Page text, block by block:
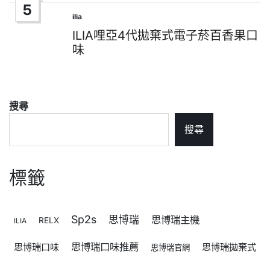
5
Posted
in
ilia
ILIA哩亞4代拋棄式電子菸百香果口
味
搜尋
搜尋
標籤
ILIA RELX Sp2s 思博瑞 思博瑞主機
思博瑞口味 思博瑞口味推薦 思博瑞官網 思博瑞拋棄式